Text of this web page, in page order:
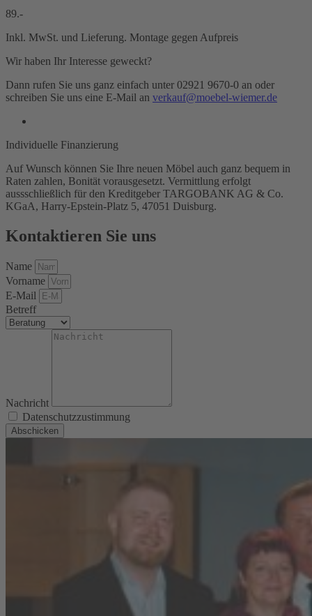
89.-
Inkl. MwSt. und Lieferung. Montage gegen Aufpreis
Wir haben Ihr Interesse geweckt?
Dann rufen Sie uns ganz einfach unter 02921 9670-0 an oder
schreiben Sie uns eine E-Mail an verkauf@moebel-wiemer.de
Individuelle Finanzierung
Auf Wunsch können Sie Ihre neuen Möbel auch ganz bequem in
Raten zahlen, Bonität vorausgesetzt. Vermittlung erfolgt
aussschließlich für den Kreditgeber TARGOBANK AG & Co.
KGaA, Harry-Epstein-Platz 5, 47051 Duisburg.
Kontaktieren Sie uns
Name
Vorname
E-Mail
Betreff
Nachricht
Datenschutzzustimmung
Abschicken